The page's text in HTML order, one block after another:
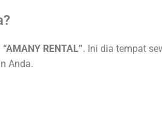
“AMANY RENTAL”. Ini dia tempat
Anda.